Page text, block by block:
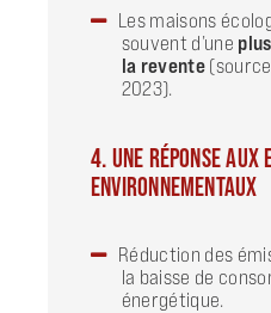
Les maisons
souvent d’une
la revente(source
2023).
4. UNE RÉPONSE AUX
ENVIRONNEMENTAUX
Réduction des
la baisse de
énergétique.